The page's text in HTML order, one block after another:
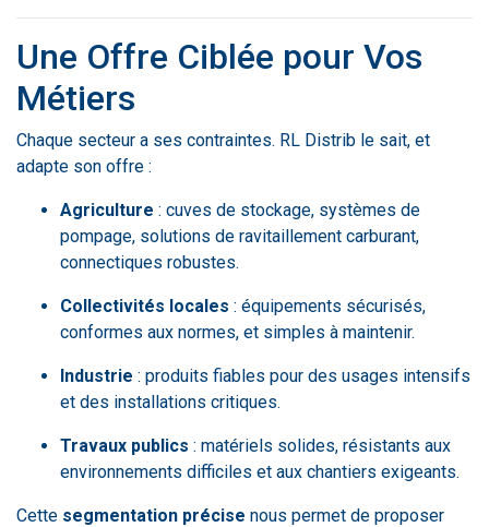
Une Offre Ciblée pour Vos
Métiers
Chaque secteur a ses contraintes. RL Distrib le sait, et
adapte son offre :
Agriculture : cuves de stockage, systèmes de
pompage, solutions de ravitaillement carburant,
connectiques robustes.
Collectivités locales : équipements sécurisés,
conformes aux normes, et simples à maintenir.
Industrie : produits fiables pour des usages intensifs
et des installations critiques.
Travaux publics : matériels solides, résistants aux
environnements difficiles et aux chantiers exigeants.
Cette segmentation précise nous permet de proposer